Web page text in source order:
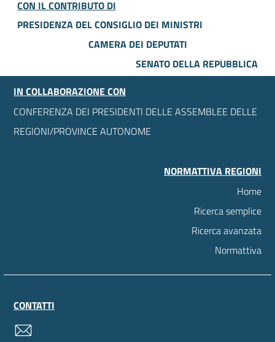
CON IL CONTRIBUTO DI
PRESIDENZA DEL CONSIGLIO DEI MINISTRI
CAMERA DEI DEPUTATI
SENATO DELLA REPUBBLICA
IN COLLABORAZIONE CON
CONFERENZA DEI PRESIDENTI DELLE ASSEMBLEE DELLE
REGIONI/PROVINCE AUTONOME
NORMATTIVA REGIONI
Home
Ricerca semplice
Ricerca avanzata
Normattiva
CONTATTI